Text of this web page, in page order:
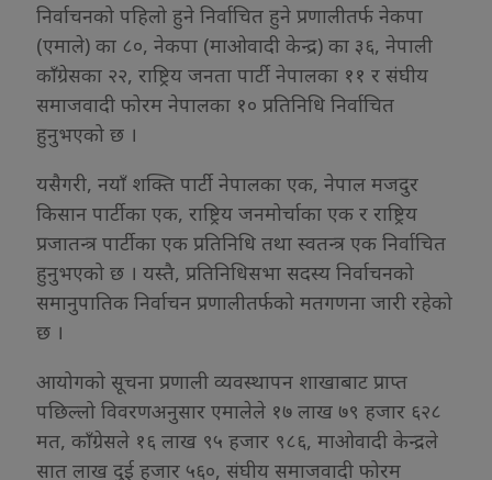
निर्वाचनको पहिलो हुने निर्वाचित हुने प्रणालीतर्फ नेकपा
(एमाले) का ८०, नेकपा (माओवादी केन्द्र) का ३६, नेपाली
काँग्रेसका २२, राष्ट्रिय जनता पार्टी नेपालका ११ र संघीय
समाजवादी फोरम नेपालका १० प्रतिनिधि निर्वाचित
हुनुभएको छ ।
यसैगरी, नयाँ शक्ति पार्टी नेपालका एक, नेपाल मजदुर
किसान पार्टीका एक, राष्ट्रिय जनमोर्चाका एक र राष्ट्रिय
प्रजातन्त्र पार्टीका एक प्रतिनिधि तथा स्वतन्त्र एक निर्वाचित
हुनुभएको छ । यस्तै, प्रतिनिधिसभा सदस्य निर्वाचनको
समानुपातिक निर्वाचन प्रणालीतर्फको मतगणना जारी रहेको
छ ।
आयोगको सूचना प्रणाली व्यवस्थापन शाखाबाट प्राप्त
पछिल्लो विवरणअनुसार एमालेले १७ लाख ७९ हजार ६२८
मत, काँग्रेसले १६ लाख ९५ हजार ९८६, माओवादी केन्द्रले
सात लाख दुई हजार ५६०, संघीय समाजवादी फोरम